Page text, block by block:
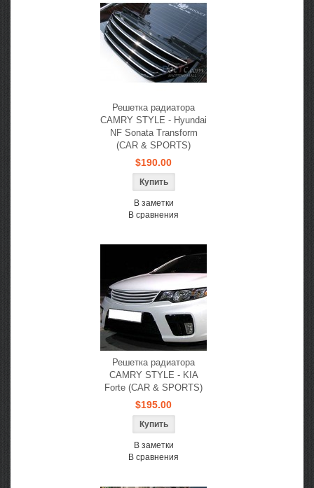
Решетка радиатора
CAMRY STYLE - Hyundai
NF Sonata Transform
(CAR & SPORTS)
$190.00
В заметки
В сравнения
Решетка радиатора
CAMRY STYLE - KIA
Forte (CAR & SPORTS)
$195.00
В заметки
В сравнения